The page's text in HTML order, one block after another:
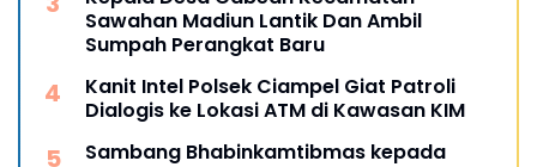
Sawahan Madiun Lantik Dan Ambil
Sumpah Perangkat Baru
Kanit Intel Polsek Ciampel Giat Patroli
Dialogis ke Lokasi ATM di Kawasan KIM
Sambang Bhabinkamtibmas kepada